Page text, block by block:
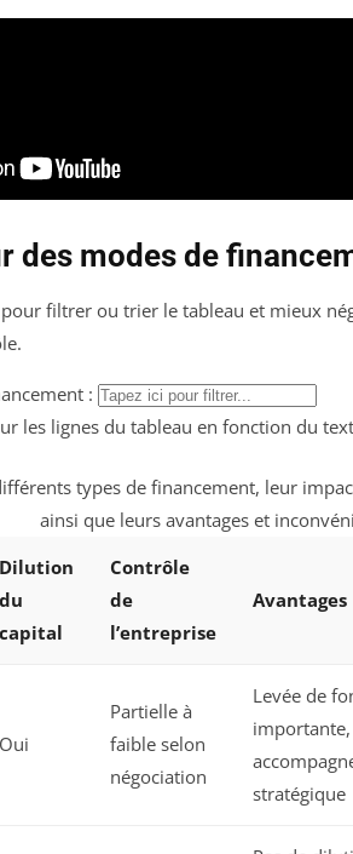
des modes de
filtrer ou trier le tableau et mieux
:
les lignes du tableau en fonction du
types de financement, leur
ainsi que leurs avantages et
Dilution
du
capital
Contrôle
de
l’entreprise
Avantages
Oui
Partielle à
faible selon
négociation
Levée de
importante,
stratégique